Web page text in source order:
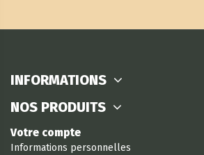
INFORMATIONS
NOS PRODUITS
Votre compte
Informations personnelles